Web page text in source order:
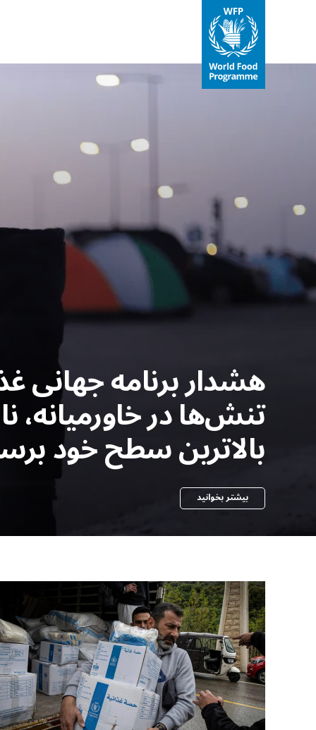
هشدار برنامه جهانی
تنش‌ها در
بالاترین سطح خود
بیشتر بخوانید